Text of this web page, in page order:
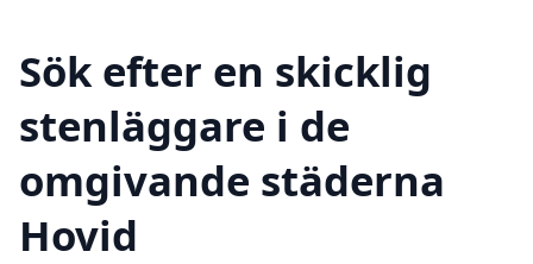
Sök efter en skicklig
stenläggare i de
omgivande städerna
Hovid